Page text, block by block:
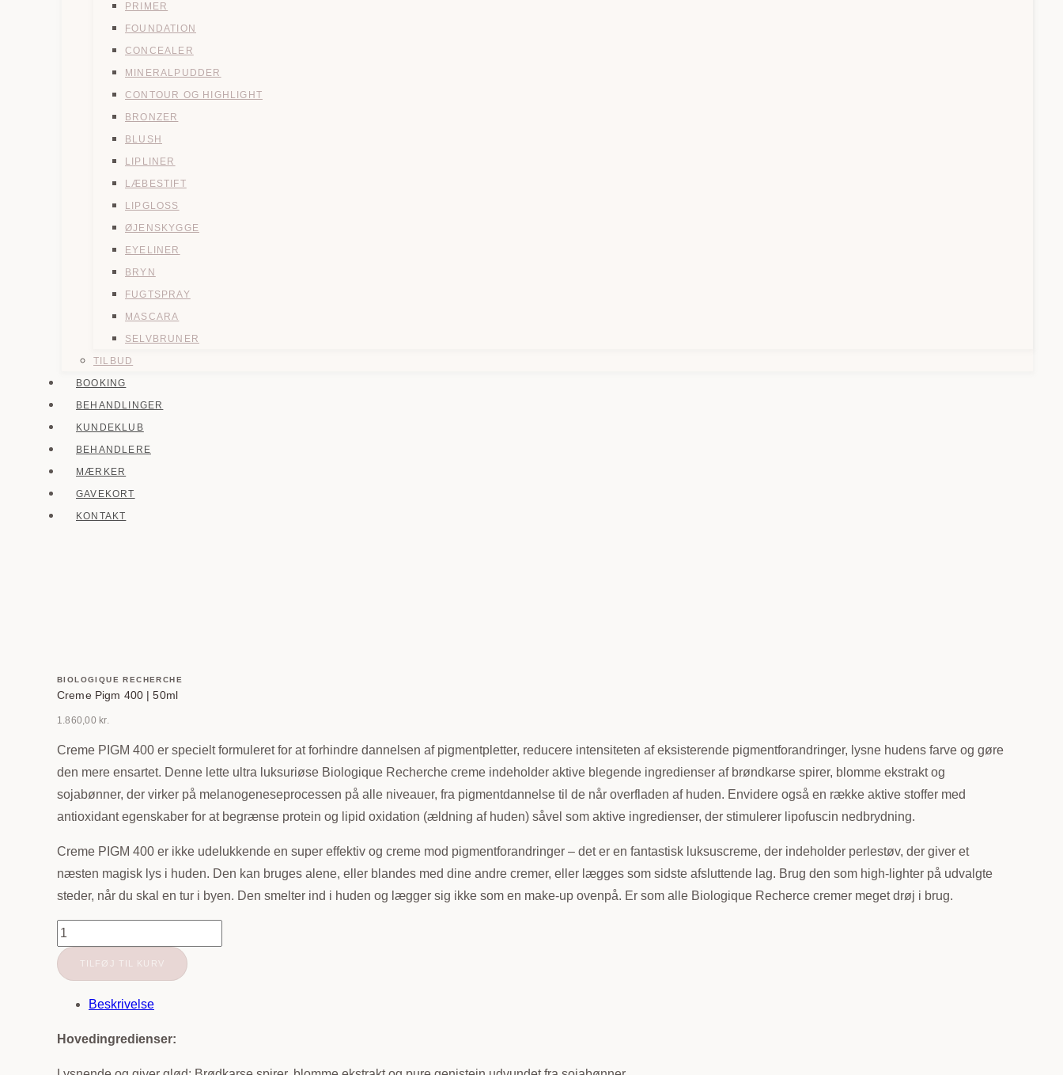
PRIMER
FOUNDATION
CONCEALER
MINERALPUDDER
CONTOUR OG HIGHLIGHT
BRONZER
BLUSH
LIPLINER
LÆBESTIFT
LIPGLOSS
ØJENSKYGGE
EYELINER
BRYN
FUGTSPRAY
MASCARA
SELVBRUNER
TILBUD
BOOKING
BEHANDLINGER
KUNDEKLUB
BEHANDLERE
MÆRKER
GAVEKORT
KONTAKT
BIOLOGIQUE RECHERCHE
Creme Pigm 400 | 50ml
1.860,00 kr.
Creme PIGM 400 er specielt formuleret for at forhindre dannelsen af pigmentpletter, reducere intensiteten af eksisterende pigmentforandringer, lysne hudens farve og gøre
den mere ensartet. Denne lette ultra luksuriøse Biologique Recherche creme indeholder aktive blegende ingredienser af brøndkarse spirer, blomme ekstrakt og
sojabønner, der virker på melanogeneseprocessen på alle niveauer, fra pigmentdannelse til de når overfladen af huden. Envidere også en række aktive stoffer med
antioxidant egenskaber for at begrænse protein og lipid oxidation (ældning af huden) såvel som aktive ingredienser, der stimulerer lipofuscin nedbrydning.
Creme PIGM 400 er ikke udelukkende en super effektiv og creme mod pigmentforandringer – det er en fantastisk luksuscreme, der indeholder perlestøv, der giver et
næsten magisk lys i huden. Den kan bruges alene, eller blandes med dine andre cremer, eller lægges som sidste afsluttende lag. Brug den som high-lighter på udvalgte
steder, når du skal en tur i byen. Den smelter ind i huden og lægger sig ikke som en make-up ovenpå. Er som alle Biologique Recherce cremer meget drøj i brug.
Biologique
Recherche
|
Creme
400
TILFØJ TIL KURV
Beskrivelse
Hovedingredienser: